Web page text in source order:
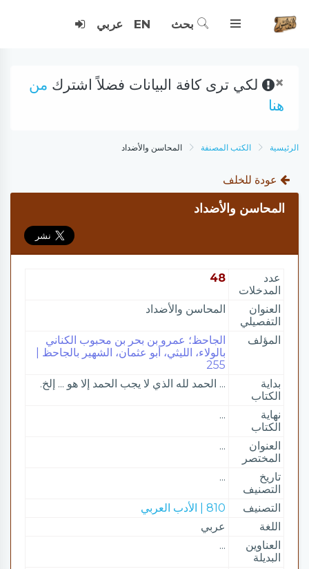
بحث EN عربي
× لكي ترى كافة البيانات فضلاً اشترك من
هنا
الرئيسية الكتب المصنفة المحاسن والأضداد
عودة للخلف
المحاسن والأضداد
عدد
المدخلات
48
العنوان
التفصيلي
المحاسن والأضداد
المؤلف
الجاحظ؛ عمرو بن بحر بن محبوب الكناني
بالولاء، الليثي، أبو عثمان، الشهير بالجاحظ |
255
بداية
الكتاب
... الحمد لله الذي لا يجب الحمد إلا هو ... إلخ.
نهاية
الكتاب
...
العنوان
المختصر
...
تاريخ
التصنيف
...
التصنيف
810 | الأدب العربي
اللغة
عربي
العناوين
البديلة
...